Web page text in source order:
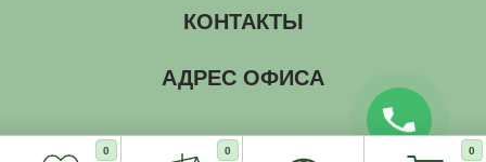
0 0 0
КОНТАКТЫ
АДРЕС ОФИСА